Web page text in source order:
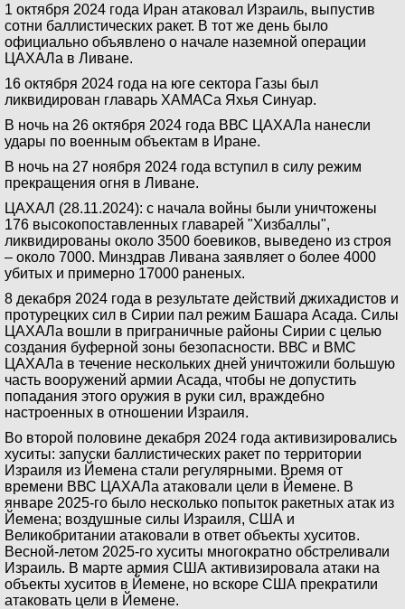
1 октября 2024 года Иран атаковал Израиль, выпустив
сотни баллистических ракет. В тот же день было
официально объявлено о начале наземной операции
ЦАХАЛа в Ливане.
16 октября 2024 года на юге сектора Газы был
ликвидирован главарь ХАМАСа Яхья Синуар.
В ночь на 26 октября 2024 года ВВС ЦАХАЛа нанесли
удары по военным объектам в Иране.
В ночь на 27 ноября 2024 года вступил в силу режим
прекращения огня в Ливане.
ЦАХАЛ (28.11.2024): с начала войны были уничтожены
176 высокопоставленных главарей "Хизбаллы",
ликвидированы около 3500 боевиков, выведено из строя
– около 7000. Минздрав Ливана заявляет о более 4000
убитых и примерно 17000 раненых.
8 декабря 2024 года в результате действий джихадистов и
протурецких сил в Сирии пал режим Башара Асада. Силы
ЦАХАЛа вошли в приграничные районы Сирии с целью
создания буферной зоны безопасности. ВВС и ВМС
ЦАХАЛа в течение нескольких дней уничтожили большую
часть вооружений армии Асада, чтобы не допустить
попадания этого оружия в руки сил, враждебно
настроенных в отношении Израиля.
Во второй половине декабря 2024 года активизировались
хуситы: запуски баллистических ракет по территории
Израиля из Йемена стали регулярными. Время от
времени ВВС ЦАХАЛа атаковали цели в Йемене. В
январе 2025-го было несколько попыток ракетных атак из
Йемена; воздушные силы Израиля, США и
Великобритании атаковали в ответ объекты хуситов.
Весной-летом 2025-го хуситы многократно обстреливали
Израиль. В марте армия США активизировала атаки на
объекты хуситов в Йемене, но вскоре США прекратили
атаковать цели в Йемене.